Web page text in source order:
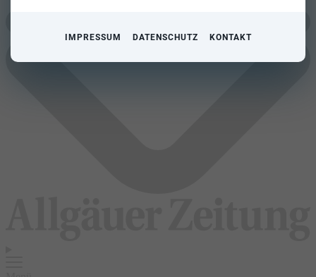
IMPRESSUM DATENSCHUTZ KONTAKT